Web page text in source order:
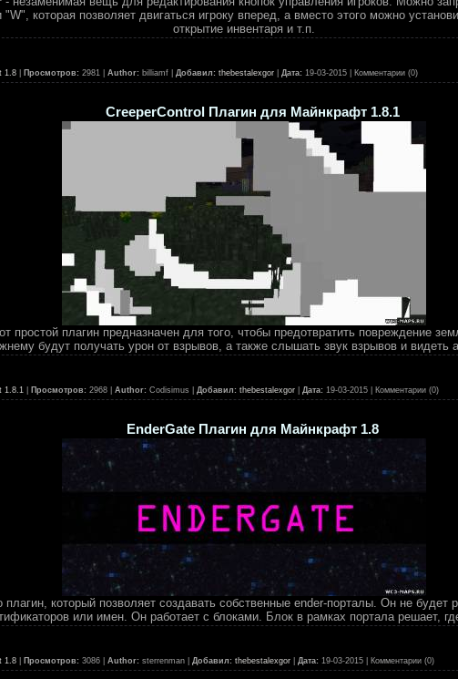
которая позволяет двигаться игроку вперед, а вместо этого можно
открытие инвентаря и т.п.
1.8 Просмотров: 2981 | Author: billiamf | Добавил: thebestalexgor Дата: 19-03-2015 | Комментарии (0)
CreeperControl Плагин для Майнкрафт 1.8.1
простой плагин предназначен для того, чтобы предотвратить повреждение
будут получать урон от взрывов, а также слышать звук взрывов и видеть
1.8.1 Просмотров: 2968 | Author: Codisimus | Добавил: thebestalexgor Дата: 19-03-2015 | Комментарии (0)
EnderGate Плагин для Майнкрафт 1.8
плагин, который позволяет создавать собственные ender-порталы. Он не будет
или имен. Он работает с блоками. Блок в рамках портала решает,
1.8 Просмотров: 3086 | Author: sterrenman | Добавил: thebestalexgor Дата: 19-03-2015 | Комментарии (0)